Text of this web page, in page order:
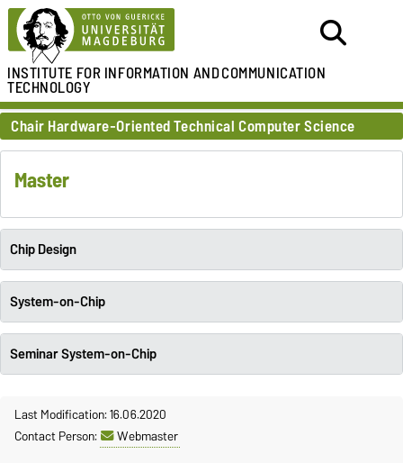
INSTITUTE FORINFORMATION ANDCOMMUNICATION
TECHNOLOGY
Chair Hardware-Oriented Technical Computer Science
Master
Chip Design
System-on-Chip
Seminar System-on-Chip
Last Modification: 16.06.2020
Contact Person:
Webmaster